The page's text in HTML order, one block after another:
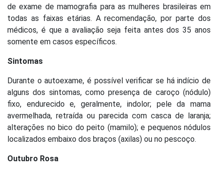
de exame de mamografia para as mulheres brasileiras em
todas as faixas etárias. A recomendação, por parte dos
médicos, é que a avaliação seja feita antes dos 35 anos
somente em casos específicos.
Sintomas
Durante o autoexame, é possível verificar se há indício de
alguns dos sintomas, como presença de caroço (nódulo)
fixo, endurecido e, geralmente, indolor; pele da mama
avermelhada, retraída ou parecida com casca de laranja;
alterações no bico do peito (mamilo); e pequenos nódulos
localizados embaixo dos braços (axilas) ou no pescoço.
Outubro Rosa